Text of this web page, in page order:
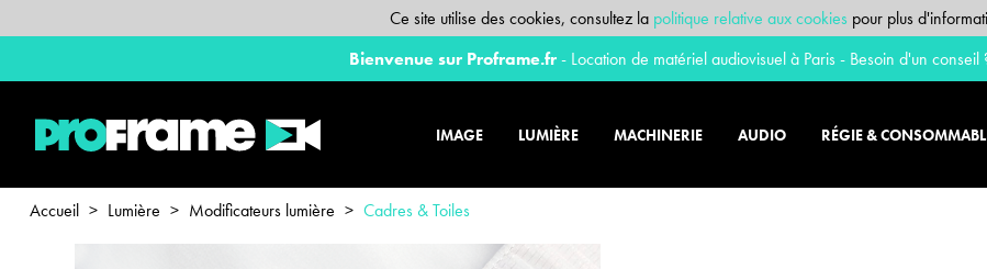
Ce site utilise des cookies, consultez la politique relative aux cookies pour plus
Bienvenue sur Proframe.fr- Location de matériel audiovisuel à Paris - Besoin d'un conseil
IMAGE LUMIÈRE MACHINERIE AUDIO RÉGIE &
Accueil > Lumière > Modificateurs lumière > Cadres & Toiles